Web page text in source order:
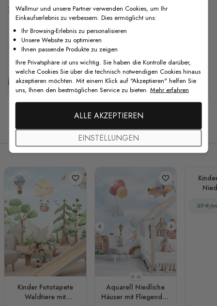
Versand & Rückgabe
F.A.Q
Kostenlose Anpassung
Verwandte Produkte
Kinder Fototapete
Waldtiere mit
Stil 1Stil 2
Aquarell Niedliche
Häuser mit Fliegenden
37 €/
Wallmur und unsere Partner verwenden Cookies, um Ihr
Einkaufserlebnis zu verbessern. Dies ermöglicht uns:
Ihr Browsing-Erlebnis zu personalisieren
Unsere Website zu optimieren
Ihnen passende Produkte zu zeigen
Ihre Privatsphäre ist uns wichtig. Sie haben die Kontrolle darüber,
welche Cookies Sie über die technisch notwendigen Cookies hinaus
akzeptieren möchten. Mit einem Klick auf "Akzeptieren" helfen Sie
uns, Ihnen den bestmöglichen Service zu bieten. Mehr erfahren
ALLE AKZEPTIEREN
EINSTELLUNGEN